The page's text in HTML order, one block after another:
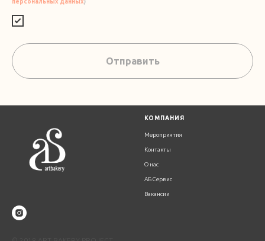
Отправить
КОМПАНИЯ
Мероприятия
Контакты
О нас
АБ Сервис
Вакансии